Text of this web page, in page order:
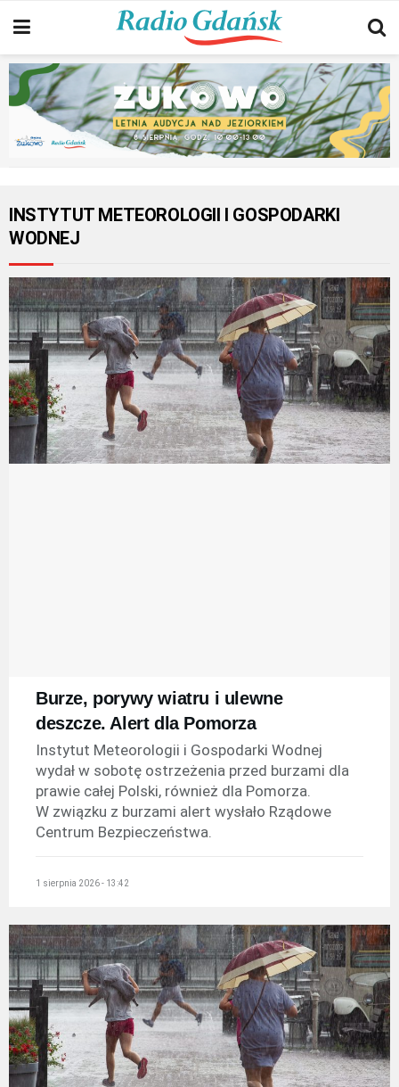
INSTYTUT METEOROLOGII I GOSPODARKI
WODNEJ
Burze, porywy wiatru i ulewne
deszcze. Alert dla Pomorza
Instytut Meteorologii i Gospodarki Wodnej
wydał w sobotę ostrzeżenia przed burzami dla
prawie całej Polski, również dla Pomorza.
W związku z burzami alert wysłało Rządowe
Centrum Bezpieczeństwa.
1 sierpnia 2026 - 13:42